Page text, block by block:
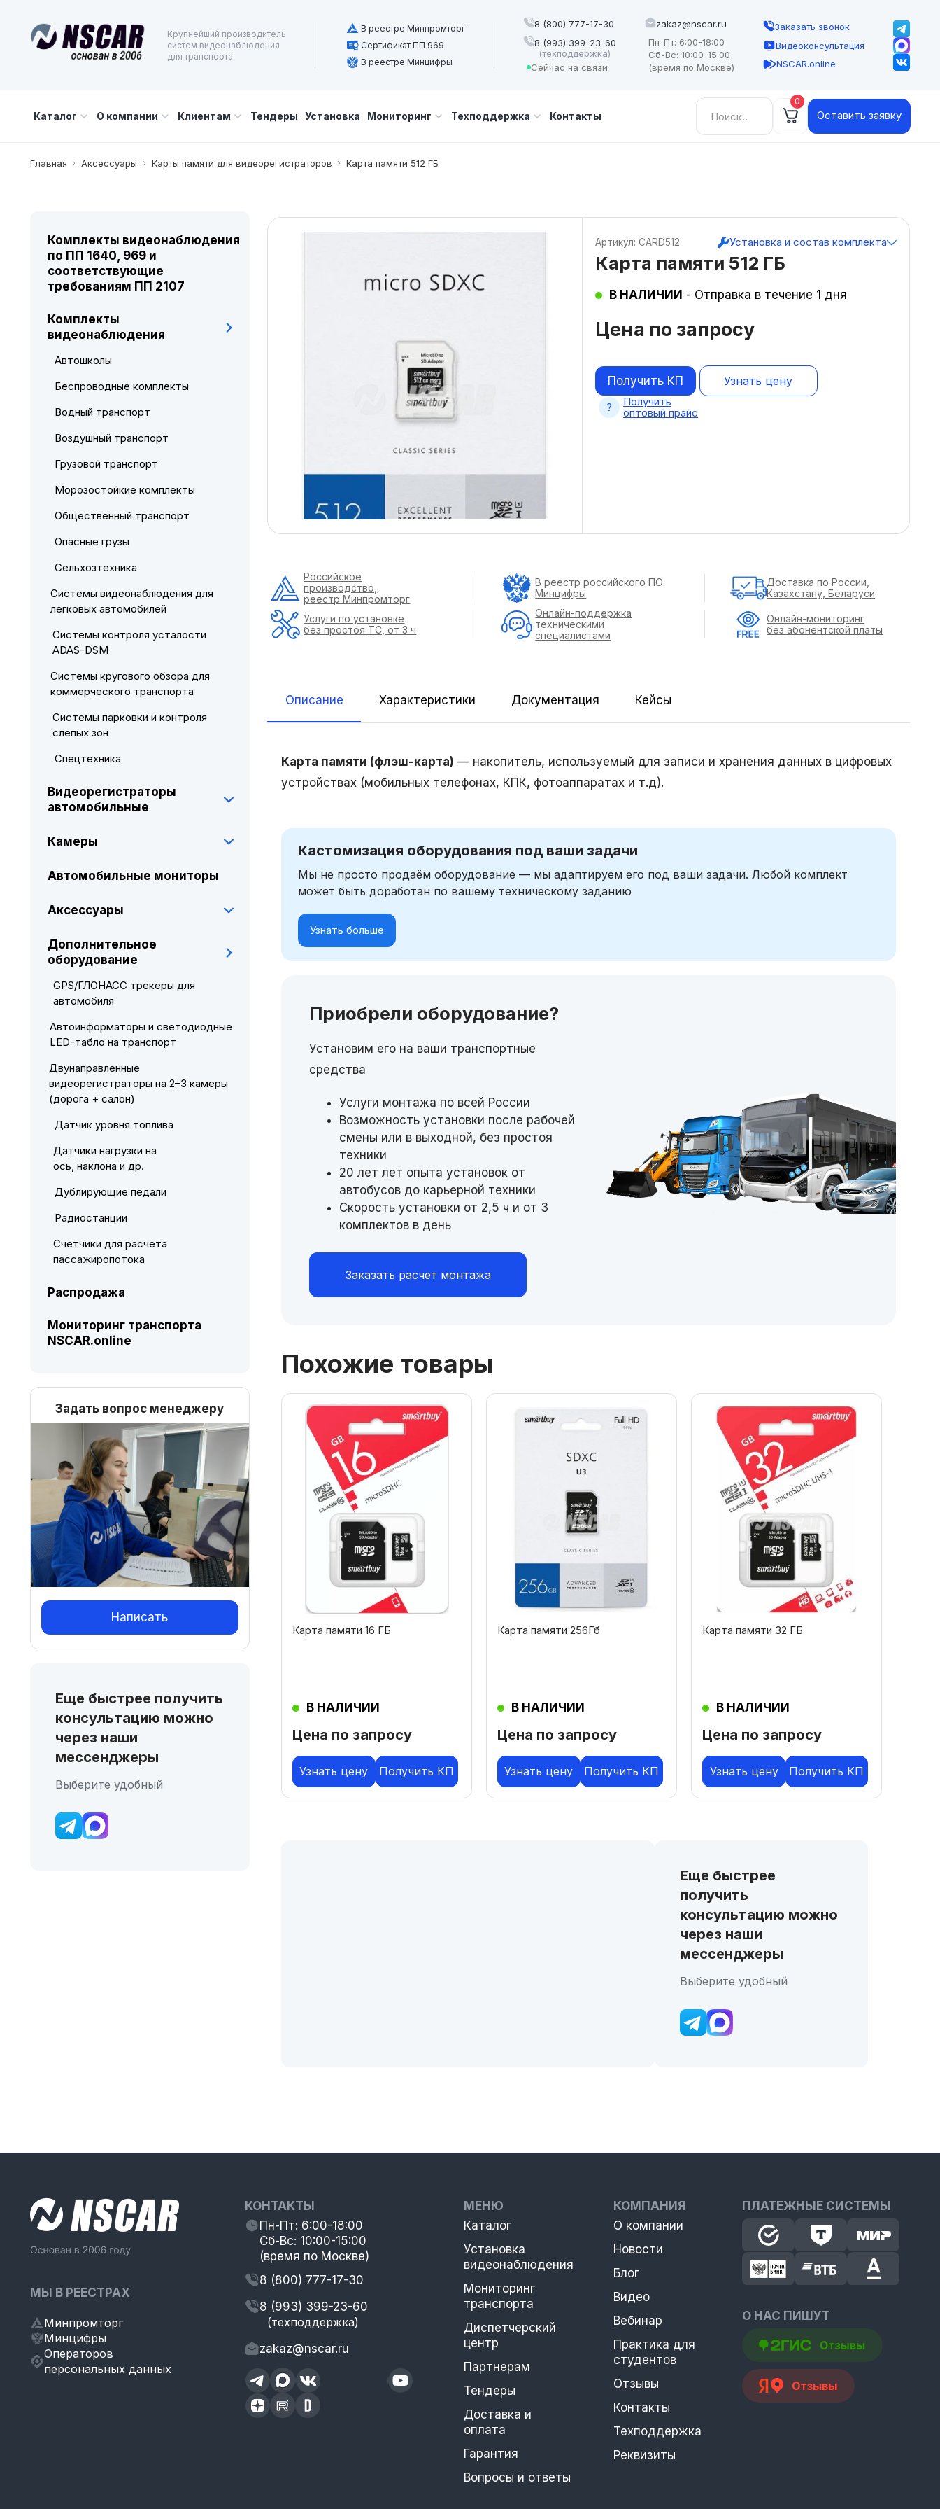
Крупнейший производитель
систем видеонаблюдения
для транспорта
В реестре Минпромторг
Сертификат ПП 969
В реестре Минцифры
8 (800) 777-17-30
8 (993) 399-23-60
(техподдержка)
Сейчас на связи
zakaz@nscar.ru
Пн-Пт: 6:00-18:00
Сб-Вс: 10:00-15:00
(время по Москве)
Заказать звонок
Видеоконсультация
NSCAR.online
Каталог О компании Клиентам Тендеры Установка Мониторинг Техподдержка Контакты
Найти: 0
Оставить заявку
Главная Аксессуары Карты памяти для видеорегистраторов Карта памяти 512 ГБ
Карта памяти 512 ГБ
Цена по запросу
В НАЛИЧИИ - Отправка в течение 1 дня
Артикул: CARD512 Установка и состав комплекта
Узнать цену
Получить КП
Получить
оптовый прайс
Описание Характеристики Документация Кейсы
Карта памяти (флэш-карта) — накопитель, используемый для записи и хранения данных в цифровых
устройствах (мобильных телефонах, КПК, фотоаппаратах и т.д).
Кастомизация оборудования под ваши задачи
Мы не просто продаём оборудование — мы адаптируем его под ваши задачи. Любой комплект
может быть доработан по вашему техническому заданию
Узнать больше
Приобрели оборудование?
Установим его на ваши транспортные
средства
Услуги монтажа по всей России
Возможность установки после рабочей
смены или в выходной, без простоя
техники
20 лет лет опыта установок от
автобусов до карьерной техники
Скорость установки от 2,5 ч и от 3
комплектов в день
Заказать расчет монтажа
Похожие товары
Цена по запросу
Карта памяти 16 ГБ
В НАЛИЧИИ
Узнать цену Получить КП
Цена по запросу
Карта памяти 256Гб
В НАЛИЧИИ
Узнать цену Получить КП
Цена по запросу
Карта памяти 32 ГБ
В НАЛИЧИИ
Узнать цену Получить КП
Еще быстрее
получить
консультацию можно
через наши
мессенджеры
Выберите удобный
Российское
производство,
реестр Минпромторг
В реестр российского ПО
Минцифры
Доставка по России,
Казахстану, Беларуси
Услуги по установке
без простоя ТС, от 3 ч
Онлайн-поддержка
техническими
специалистами
Онлайн-мониторинг
без абонентской платы
Комплекты видеонаблюдения
по ПП 1640, 969 и
соответствующие
требованиям ПП 2107
Комплекты
видеонаблюдения
Автошколы
Беспроводные комплекты
Водный транспорт
Воздушный транспорт
Грузовой транспорт
Морозостойкие комплекты
Общественный транспорт
Опасные грузы
Сельхозтехника
Системы видеонаблюдения для
легковых автомобилей
Системы контроля усталости
ADAS-DSM
Системы кругового обзора для
коммерческого транспорта
Системы парковки и контроля
слепых зон
Спецтехника
Видеорегистраторы
автомобильные
Камеры
Автомобильные мониторы
Аксессуары
Дополнительное
оборудование
GPS/ГЛОНАСС трекеры для
автомобиля
Автоинформаторы и светодиодные
LED-табло на транспорт
Двунаправленные
видеорегистраторы на 2–3 камеры
(дорога + салон)
Датчик уровня топлива
Датчики нагрузки на
ось, наклона и др.
Дублирующие педали
Радиостанции
Счетчики для расчета
пассажиропотока
Распродажа
Мониторинг транспорта
NSCAR.online
Задать вопрос менеджеру
Написать
Еще быстрее получить
консультацию можно
через наши
мессенджеры
Выберите удобный
МЫ В РЕЕСТРАХ
Минпромторг
Минцифры
Операторов
персональных данных
КОНТАКТЫ
Пн-Пт: 6:00-18:00
Сб-Вс: 10:00-15:00
(время по Москве)
8 (800) 777-17-30
8 (993) 399-23-60
(техподдержка)
zakaz@nscar.ru
МЕНЮ
Каталог
Установка
видеонаблюдения
Мониторинг
транспорта
Диспетчерский
центр
Партнерам
Тендеры
Доставка и
оплата
Гарантия
Вопросы и ответы
КОМПАНИЯ
О компании
Новости
Блог
Видео
Вебинар
Практика для
студентов
Отзывы
Контакты
Техподдержка
Реквизиты
ПЛАТЕЖНЫЕ СИСТЕМЫ
О НАС ПИШУТ